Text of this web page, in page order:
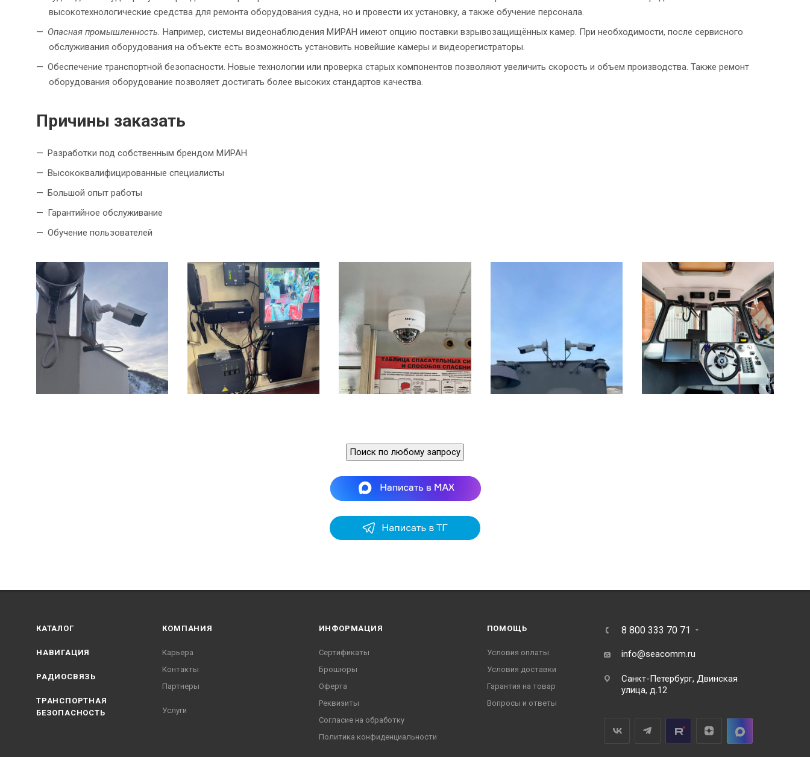
высокотехнологические средства для ремонта оборудования судна, но и провести их установку, а также обучение персонала.
Опасная промышленность. Например, системы видеонаблюдения МИРАН имеют опцию поставки взрывозащищённых камер. При необходимости, после сервисного
обслуживания оборудования на объекте есть возможность установить новейшие камеры и видеорегистраторы.
Обеспечение транспортной безопасности. Новые технологии или проверка старых компонентов позволяют увеличить скорость и объем производства. Также ремонт
оборудования оборудование позволяет достигать более высоких стандартов качества.
Причины заказать
Разработки под собственным брендом МИРАН
Высококвалифицированные специалисты
Большой опыт работы
Гарантийное обслуживание
Обучение пользователей
Поиск по любому запросу
КАТАЛОГ
НАВИГАЦИЯ
РАДИОСВЯЗЬ
ТРАНСПОРТНАЯ
БЕЗОПАСНОСТЬ
КОМПАНИЯ
Карьера
Контакты
Партнеры
Услуги
ИНФОРМАЦИЯ
Сертификаты
Брошюры
Оферта
Реквизиты
Согласие на обработку
Политика конфиденциальности
ПОМОЩЬ
Условия оплаты
Условия доставки
Гарантия на товар
Вопросы и ответы
8 800 333 70 71
info@seacomm.ru
Санкт-Петербург, Двинская
улица, д.12